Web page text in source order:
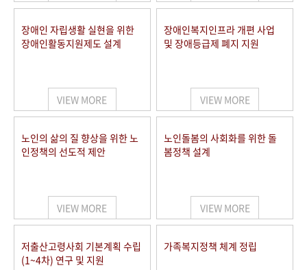
장애인 자립생활 실현을 위한
장애인활동지원제도 설계
VIEW MORE
장애인복지인프라 개편 사업
및 장애등급제 폐지 지원
VIEW MORE
노인의 삶의 질 향상을 위한 노
인정책의 선도적 제안
VIEW MORE
노인돌봄의 사회화를 위한 돌
봄정책 설계
VIEW MORE
저출산고령사회 기본계획 수립
(1~4차) 연구 및 지원
가족복지정책 체계 정립